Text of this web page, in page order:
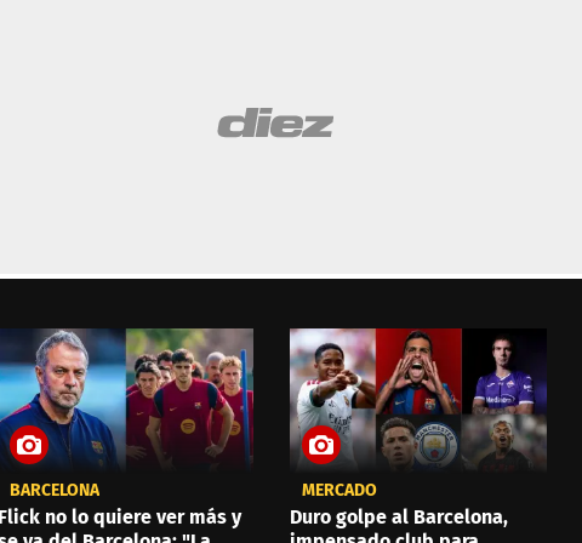
BARCELONA
Flick no lo quiere ver más y
MERCADO
Duro golpe al Barcelona,